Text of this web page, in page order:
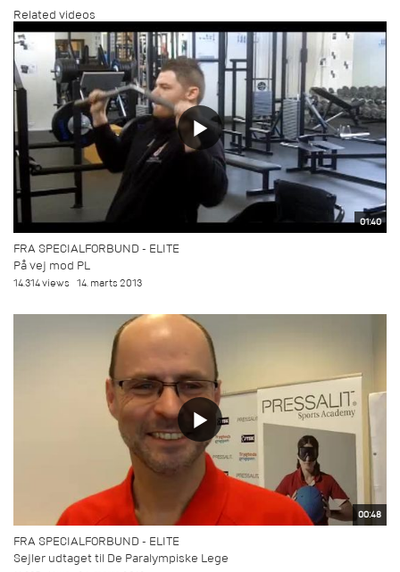
Related videos
01:40
FRA SPECIALFORBUND - ELITE
På vej mod PL
14.314 views 14. marts 2013
00:48
FRA SPECIALFORBUND - ELITE
Sejler udtaget til De Paralympiske Lege